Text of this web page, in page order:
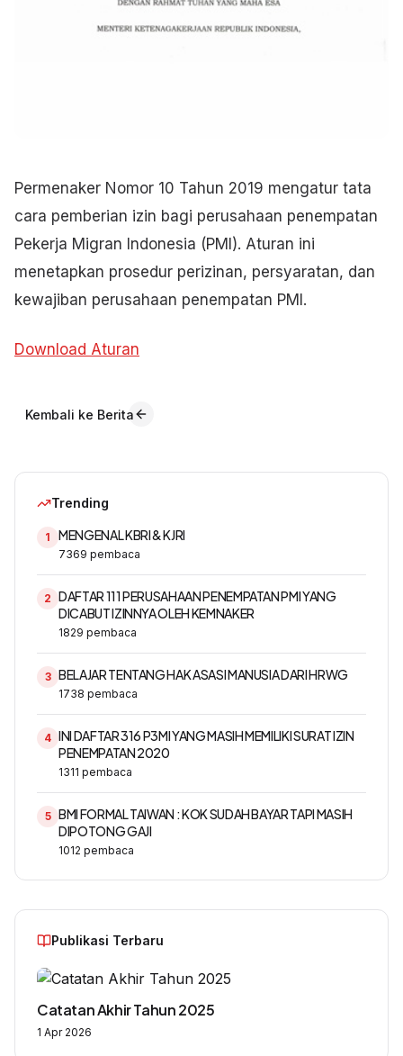
Permenaker Nomor 10 Tahun 2019 mengatur tata
cara pemberian izin bagi perusahaan penempatan
Pekerja Migran Indonesia (PMI). Aturan ini
menetapkan prosedur perizinan, persyaratan, dan
kewajiban perusahaan penempatan PMI.
Download Aturan
Kembali ke Berita
Trending
1 MENGENAL KBRI & KJRI
7369 pembaca
2 DAFTAR 111 PERUSAHAAN PENEMPATAN PMI YANG
DICABUT IZINNYA OLEH KEMNAKER
1829 pembaca
3 BELAJAR TENTANG HAK ASASI MANUSIA DARI HRWG
1738 pembaca
4 INI DAFTAR 316 P3MI YANG MASIH MEMILIKI SURAT IZIN
PENEMPATAN 2020
1311 pembaca
5 BMI FORMAL TAIWAN : KOK SUDAH BAYAR TAPI MASIH
DIPOTONG GAJI
1012 pembaca
Publikasi Terbaru
Catatan Akhir Tahun 2025
1 Apr 2026